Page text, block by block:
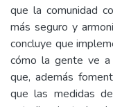
que la comunidad
más seguro y
concluye que
cómo la gente ve a
que, además
que las medidas